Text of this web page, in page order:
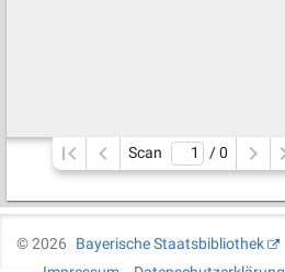
Scan / 0
©2026
Bayerische Staatsbibliothek